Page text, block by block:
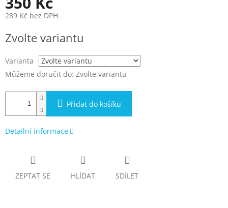
289 Kč bez DPH
cena:
Zvolte variantu
Varianta
Můžeme doručit do: Zvolte variantu
Přidat do košíku
Detailní informace
ZEPTAT SE HLÍDAT SDÍLET